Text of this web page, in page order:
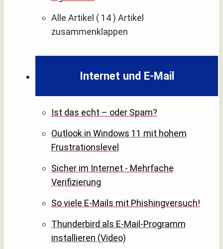
Alle Artikel ( 14 ) Artikel
zusammenklappen
Internet und E-Mail
Ist das echt – oder Spam?
Outlook in Windows 11 mit hohem
Frustrationslevel
Sicher im Internet - Mehrfache
Verifizierung
So viele E-Mails mit Phishingversuch!
Thunderbird als E-Mail-Programm
installieren (Video)